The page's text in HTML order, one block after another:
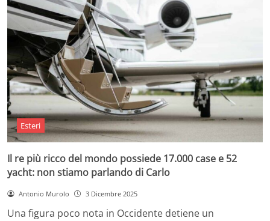
Esteri
Il re più ricco del mondo possiede 17.000 case e 52
yacht: non stiamo parlando di Carlo
Antonio Murolo 3 Dicembre 2025
Una figura poco nota in Occidente detiene un